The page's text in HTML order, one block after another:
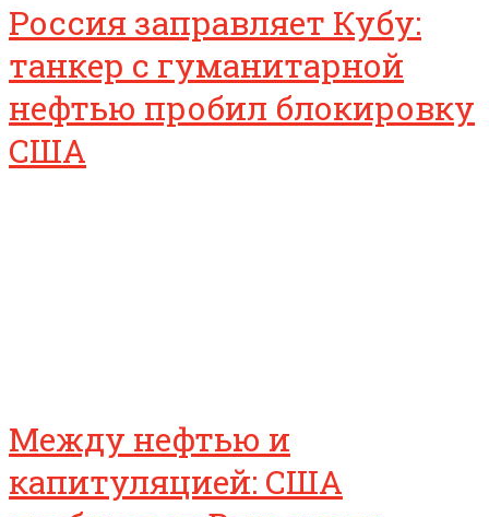
Россия заправляет Кубу:
танкер с гуманитарной
нефтью пробил блокировку
США
Между нефтью и
капитуляцией: США